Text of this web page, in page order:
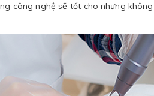
công nghệ sẽ tốt cho nhưng